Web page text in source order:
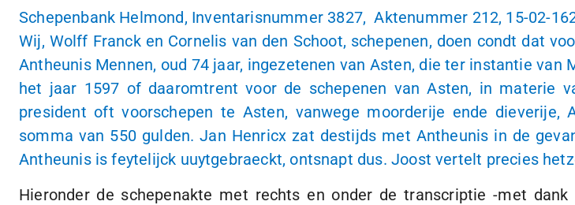
Schepenbank Helmond, Inventarisnummer 3827, Aktenummer 212, 15-02-
Wij, Wolff Franck en Cornelis van den Schoot, schepenen, doen condt dat
Antheunis Mennen, oud 74 jaar, ingezetenen van Asten, die ter instantie
het jaar 1597 of daaromtrent voor de schepenen van Asten, in materie
president oft voorschepen te Asten, vanwege moorderije ende
somma van 550 gulden. Jan Henricx zat destijds met Antheunis in de
Antheunis is feytelijck uuytgebraeckt, ontsnapt dus. Joost vertelt precies
Hieronder de schepenakte met rechts en onder de transcriptie -met